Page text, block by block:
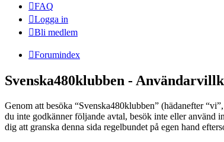
FAQ
Logga in
Bli medlem
Forumindex
Svenska480klubben -
Genom att besöka “Svenska480klubben” (hädanefter
du inte godkänner följande avtal, besök inte eller använd
dig att granska denna sida regelbundet på egen hand